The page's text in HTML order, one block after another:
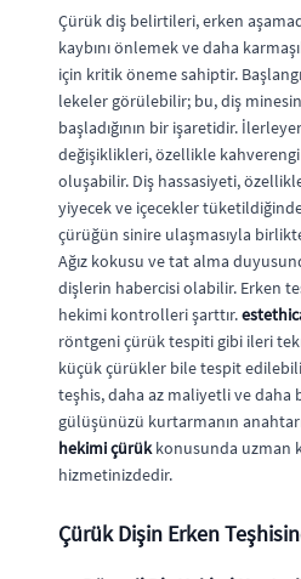
Çürük diş belirtileri, erken
kaybını önlemek ve daha
için kritik öneme sahiptir.
lekeler görülebilir; bu, diş
başladığının bir işaretidir.
değişiklikleri, özellikle
oluşabilir. Diş hassasiyeti,
yiyecek ve içecekler tüketildiğinde
çürüğün sinire ulaşmasıyla
Ağız kokusu ve tat alma
dişlerin habercisi olabilir. Erken
hekimi kontrolleri şarttır.
röntgeni çürük tespiti gibi ileri
küçük çürükler bile tespit
teşhis, daha az maliyetli ve
gülüşünüzü kurtarmanın
hekimi çürükkonusunda uzman
hizmetinizdedir.
Çürük Dişin Erken